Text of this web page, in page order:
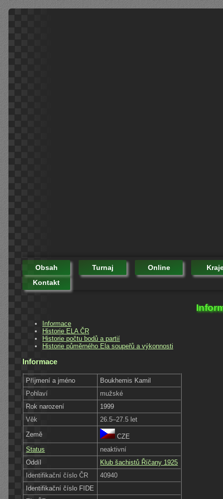
Obsah Turnaj Online
Kontakt
Informace
Historie ELA ČR
Historie počtu bodů a partií
Historie půměrného Ela soupeřů a výkonnosti
Informace
Příjmení a jméno
Boukhemis Kamil
Pohlaví
mužské
Rok narození
1999
Věk
26.5–27.5 let
Země
CZE
Status
neaktivní
Oddíl
Klub šachistů Říčany 1925
Identifikační číslo ČR
40940
Identifikační číslo FIDE